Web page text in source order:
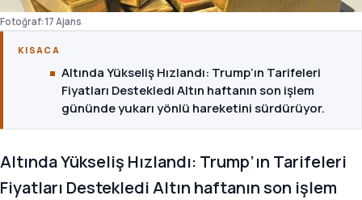
Fotoğraf: 17 Ajans
KISACA
Altında Yükseliş Hızlandı: Trump’ın Tarifeleri
Fiyatları Destekledi Altın haftanın son işlem
gününde yukarı yönlü hareketini sürdürüyor.
Altında Yükseliş Hızlandı: Trump’ın Tarifeleri
Fiyatları Destekledi Altın haftanın son işlem